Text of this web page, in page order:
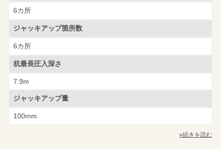
6カ所
ジャッキアップ箇所数
6カ所
杭最長圧入深さ
7.9m
ジャッキアップ量
100mm
»続きを読む